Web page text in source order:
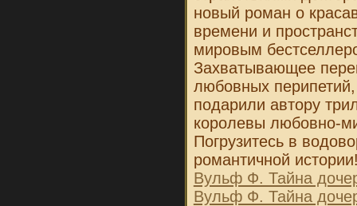
новый роман о
времени и
мировым
Захватывающее
любовных
подарили автору
королевы любовно-
Погрузитесь в
романтичной
Вульф Ф. Тайна
Вульф Ф. Тайна